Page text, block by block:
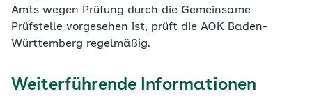
Amts wegen Prüfung durch die Gemeinsame
Prüfstelle vorgesehen ist, prüft die AOK Baden-
Württemberg regelmäßig.
Weiterführende Informationen